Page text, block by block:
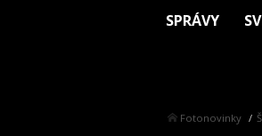
SPRÁVY
Fotonovinky